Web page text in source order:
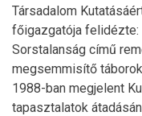
Társadalom
főigazgatója
Sorstalanság című
megsemmisítő
1988-ban megjelent
tapasztalatok